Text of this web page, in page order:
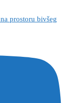
prostoru bivšeg